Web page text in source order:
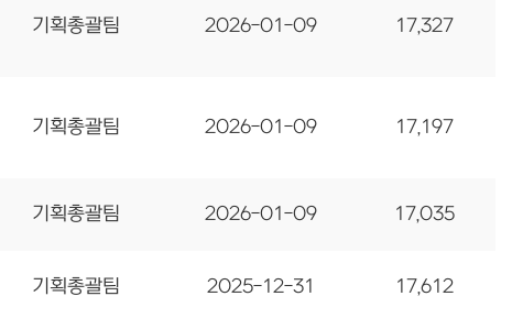
기획총괄팀 2026-01-09 17,327
기획총괄팀 2026-01-09 17,197
기획총괄팀 2026-01-09 17,035
기획총괄팀 2025-12-31 17,612